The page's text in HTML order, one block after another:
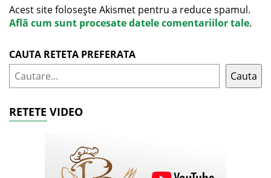
Acest site folosește Akismet pentru a reduce spamul.
Află cum sunt procesate datele comentariilor tale.
CAUTA RETETA PREFERATA
Cauta
RETETE VIDEO